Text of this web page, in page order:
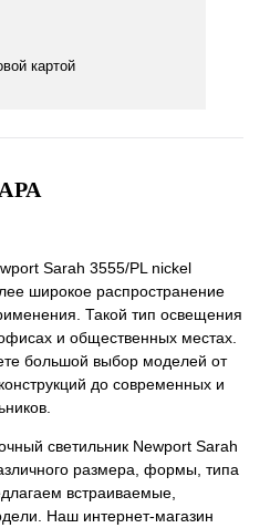
картой
Sarah 3555/PL nickel
широкое распространение
Такой тип освещения
и общественных местах.
большой выбор моделей от
до современных и
светильник Newport Sarah
размера, формы, типа
встраиваемые,
Наш интернет-магазин